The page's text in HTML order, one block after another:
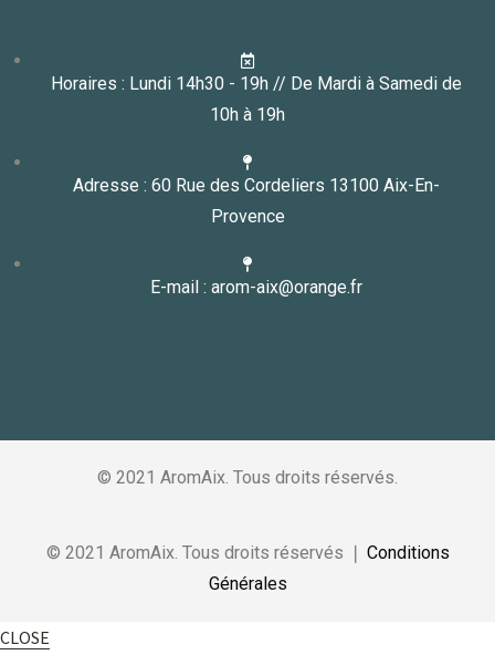
Horaires : Lundi 14h30 - 19h // De Mardi à Samedi de
10h à 19h
Adresse : 60 Rue des Cordeliers 13100 Aix-En-
Provence
E-mail : arom-aix@orange.fr
© 2021 AromAix. Tous droits réservés.
© 2021 AromAix. Tous droits réservés ❘ Conditions
Générales
CLOSE